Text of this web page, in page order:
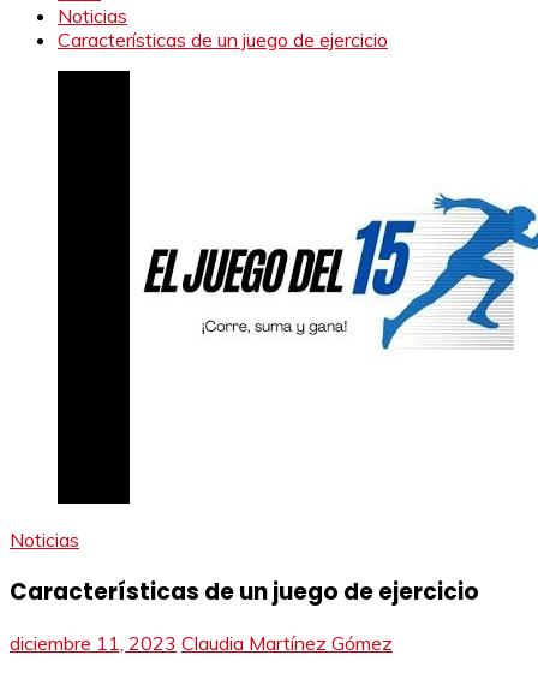
Noticias
Características de un juego de ejercicio
Noticias
Características de un juego de ejercicio
diciembre 11, 2023 Claudia Martínez Gómez